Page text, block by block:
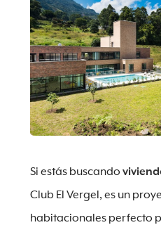
Si estás buscando
Club El Vergel, es un
habitacionales perfecto